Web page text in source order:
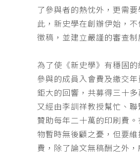
了參與者的熱忱外，更需
此，新史學在創辦伊始，
徵稿，並建立嚴謹的審查制
為了使《新史學》有穩固
參與的成員入會費及繳交
鉅大的回響，共募得三十
又經由李訓祥教授幫忙、
贊助每年二十萬的印刷費
物暫時無後顧之憂，但要
費，除了論文無稿酬之外